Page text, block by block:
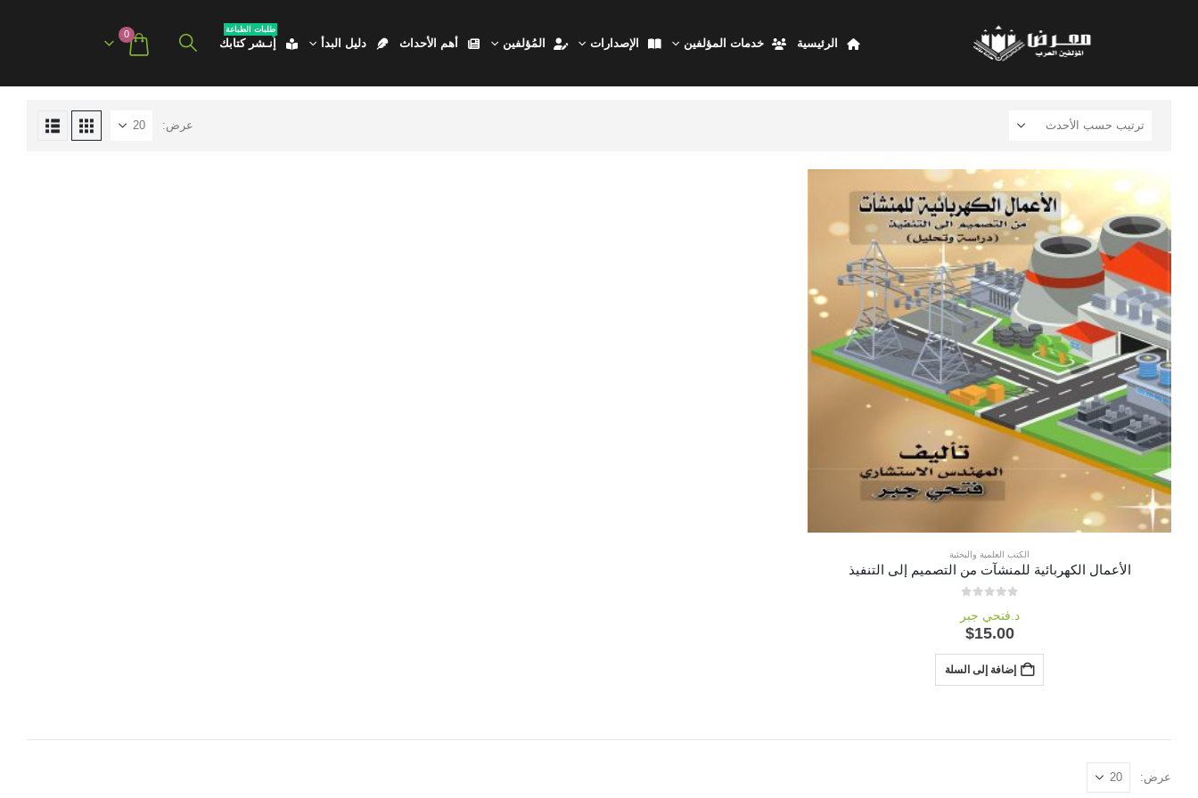
الرئيسية خدمات المؤلفين الإصدارات المُؤلفين أهم الأحداث دليل البدأ إنـشر كتابك
طلبات الطباعة 0
عرض:
الكتب العلمية والبحثية
الأعمال الكهربائية للمنشآت من التصميم إلى التنفيذ
د.فتحي جبر
$15.00
إضافة إلى السلة
عرض: